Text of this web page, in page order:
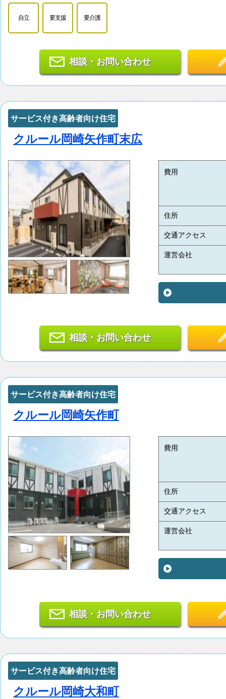
自立 要支援 要介護
相談・お問い合わせ
サービス付き高齢者向け住宅
クルール岡崎矢作町末広
費用
住所
交通アクセス
運営会社
相談・お問い合わせ
サービス付き高齢者向け住宅
クルール岡崎矢作町
費用
住所
交通アクセス
運営会社
相談・お問い合わせ
サービス付き高齢者向け住宅
クルール岡崎大和町